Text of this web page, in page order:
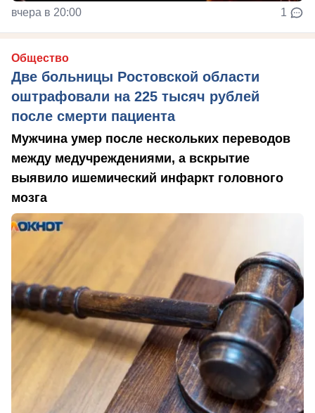
вчера в 20:00 1
Общество
Две больницы Ростовской области
оштрафовали на 225 тысяч рублей
после смерти пациента
Мужчина умер после нескольких переводов
между медучреждениями, а вскрытие
выявило ишемический инфаркт головного
мозга